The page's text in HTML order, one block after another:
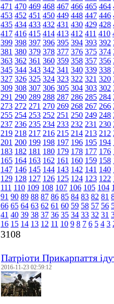
471 470 469 468 467 466 465 464
453 452 451 450 449 448 447 446
435 434 433 432 431 430 429 428
417 416 415 414 413 412 411 410
399 398 397 396 395 394 393 392
381 380 379 378 377 376 375 374
363 362 361 360 359 358 357 356
345 344 343 342 341 340 339 338
327 326 325 324 323 322 321 320
309 308 307 306 305 304 303 302
291 290 289 288 287 286 285 284
273 272 271 270 269 268 267 266
255 254 253 252 251 250 249 248
237 236 235 234 233 232 231 230
219 218 217 216 215 214 213 212
201 200 199 198 197 196 195 194
183 182 181 180 179 178 177 176
165 164 163 162 161 160 159 158
147 146 145 144 143 142 141 140
129 128 127 126 125 124 123 122
111 110 109 108 107 106 105 104
91 90 89 88 87 86 85 84 83 82 81
66 65 64 63 62 61 60 59 58 57 56
41 40 39 38 37 36 35 34 33 32 31
16 15 14 13 12 11 10 9 8 7 6 5 4 3
3108
Патріоти Прикарпаття
2016-11-23 02:59:12